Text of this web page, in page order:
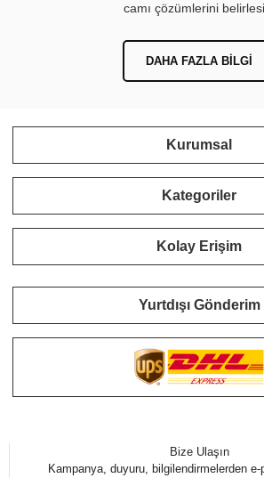
camı çözümlerini
DAHA FAZLA BILGI
Kurumsal
Kategoriler
Kolay Erişim
Yurtdışı Gönderim
Bize Ulaşın
Kampanya, duyuru, bilgilendirmelerden